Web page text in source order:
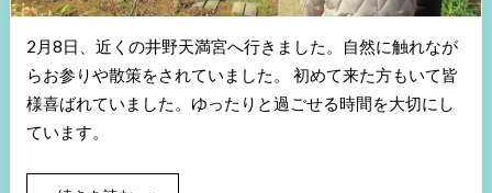
2月8日、近くの井野天満宮へ行きました。自然に触れなが
らお参りや散策をされていました。 初めて来た方もいて皆
様喜ばれていました。ゆったりと過ごせる時間を大切にし
ています。